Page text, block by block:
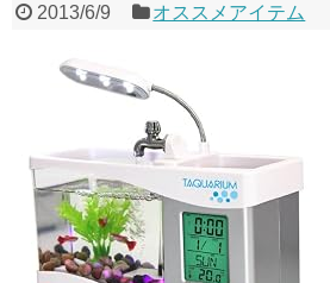
2013/6/9 オススメアイテム